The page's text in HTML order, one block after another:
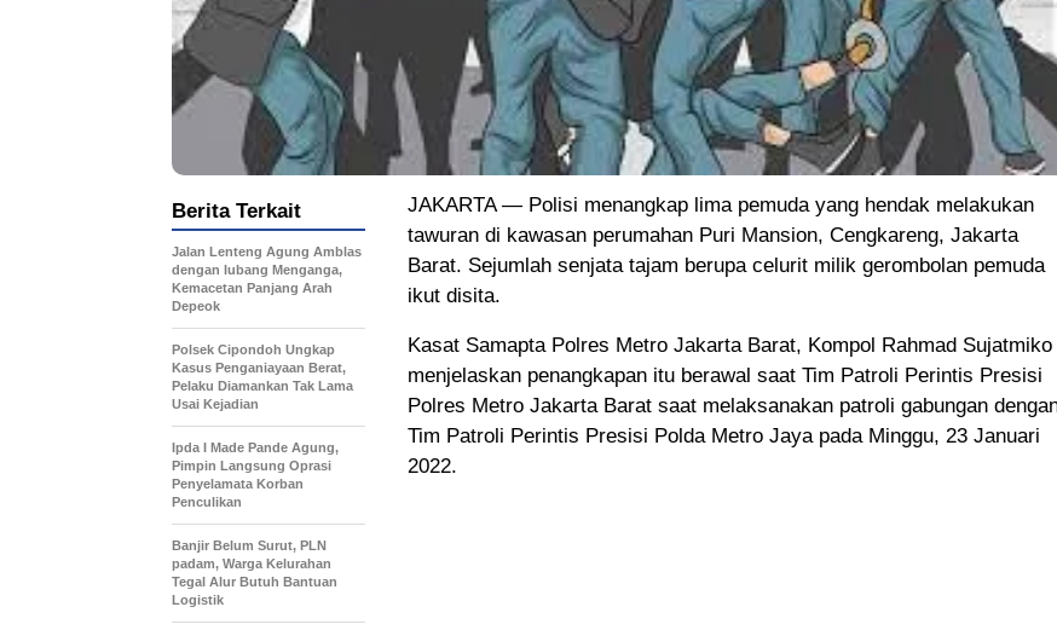
JAKARTA — Polisi menangkap lima pemuda yang hendak melakukan
tawuran di kawasan perumahan Puri Mansion, Cengkareng, Jakarta
Barat. Sejumlah senjata tajam berupa celurit milik gerombolan pemuda
ikut disita.
Kasat Samapta Polres Metro Jakarta Barat, Kompol Rahmad Sujatmiko
menjelaskan penangkapan itu berawal saat Tim Patroli Perintis Presisi
Polres Metro Jakarta Barat saat melaksanakan patroli gabungan
Tim Patroli Perintis Presisi Polda Metro Jaya pada Minggu, 23 Januari
2022.
Berita Terkait
Jalan Lenteng Agung Amblas
dengan lubang Menganga,
Kemacetan Panjang Arah
Depeok
Polsek Cipondoh Ungkap
Kasus Penganiayaan Berat,
Pelaku Diamankan Tak Lama
Usai Kejadian
Ipda I Made Pande Agung,
Pimpin Langsung Oprasi
Penyelamata Korban
Penculikan
Banjir Belum Surut, PLN
padam, Warga Kelurahan
Tegal Alur Butuh Bantuan
Logistik